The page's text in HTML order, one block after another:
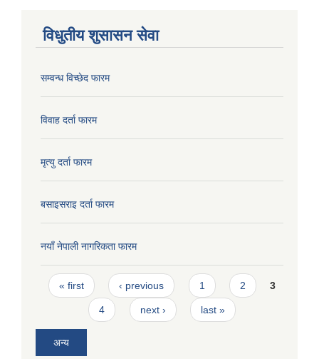
विधुतीय शुसासन सेवा
सम्वन्ध विच्छेद फारम
विवाह दर्ता फारम
मृत्यु दर्ता फारम
बसाइसराइ दर्ता फारम
नयाँ नेपाली नागरिकता फारम
Pages
« first ‹ previous 1 2 3
4 next › last »
अन्य